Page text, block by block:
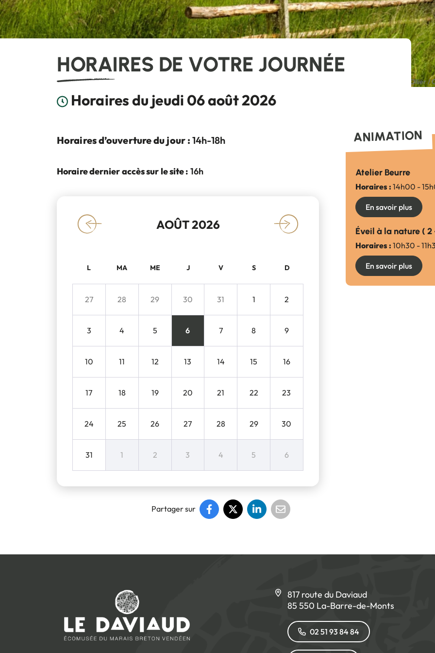
HORAIRES DE VOTRE JOURNÉE
Horaires du jeudi 06 août 2026
France, La Barre de Monts, 2025-05-02. Le Daviaud. Photographie de Pierre Ollier /
Horaires d’ouverture du jour : 14h-18h
Horaire dernier accès sur le site : 16h
« AOÛT 2026 »
L MA ME J V S D
27 28 29 30 31 1 2
3 4 5 6 7 8 9
10 11 12 13 14 15 16
17 18 19 20 21 22 23
24 25 26 27 28 29 30
31 1 2 3 4 5 6
ANIMATION
Atelier Beurre
Horaires : 14h00 -
En savoir plus
Éveil à la nature ( 2
Horaires : 10h30 -
En savoir plus
Partager sur
817 route du Daviaud
85 550 La-Barre-de-Monts
02 51 93 84 84